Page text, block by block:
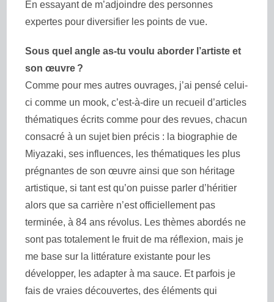
En essayant de m’adjoindre des personnes
expertes pour diversifier les points de vue.
Sous quel angle as-tu voulu aborder l’artiste et
son œuvre ?
Comme pour mes autres ouvrages, j’ai pensé celui-
ci comme un mook, c’est-à-dire un recueil d’articles
thématiques écrits comme pour des revues, chacun
consacré à un sujet bien précis : la biographie de
Miyazaki, ses influences, les thématiques les plus
prégnantes de son œuvre ainsi que son héritage
artistique, si tant est qu’on puisse parler d’héritier
alors que sa carrière n’est officiellement pas
terminée, à 84 ans révolus. Les thèmes abordés ne
sont pas totalement le fruit de ma réflexion, mais je
me base sur la littérature existante pour les
développer, les adapter à ma sauce. Et parfois je
fais de vraies découvertes, des éléments qui